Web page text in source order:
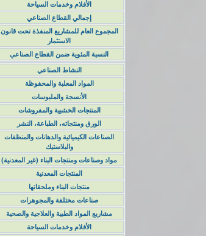
الأفلام وخدمات السياحة
إجمالي القطاع الصناعي
المجموع العام للمشاريع المنفذة تحت قانون
الاستثمار
النسبة المئوية ضمن القطاع الصناعي
النشاط الصناعي
المواد المعلبة والمحفوظة
الأنسجة والملبوسات
المنتجات الخشبية والمفروشات
الورق ومنتجاته، الطباعة، النشر
الصناعات الكيميائية والدهانات والمنظفات
والبلاستيك
مواد وصناعات ومنتجات البناء (غير المعدنية)
المنتجات المعدنية
منتجات البناء وملحقاتها
صناعات مختلفة والمجوهرات
مشاريع المواد الطبية والعلاجية والصحية
الأفلام وخدمات السياحة